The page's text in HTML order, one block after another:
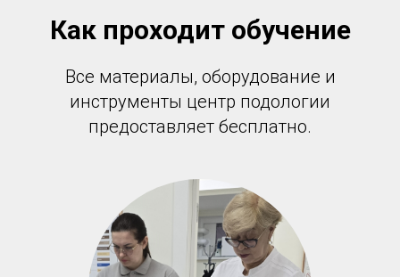
Как проходит обучение
Все материалы, оборудование и
инструменты центр подологии
предоставляет бесплатно.